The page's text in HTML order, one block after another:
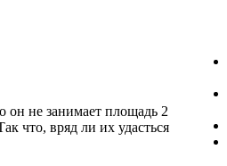
он не занимает площадь 2
что, вряд ли их удасться